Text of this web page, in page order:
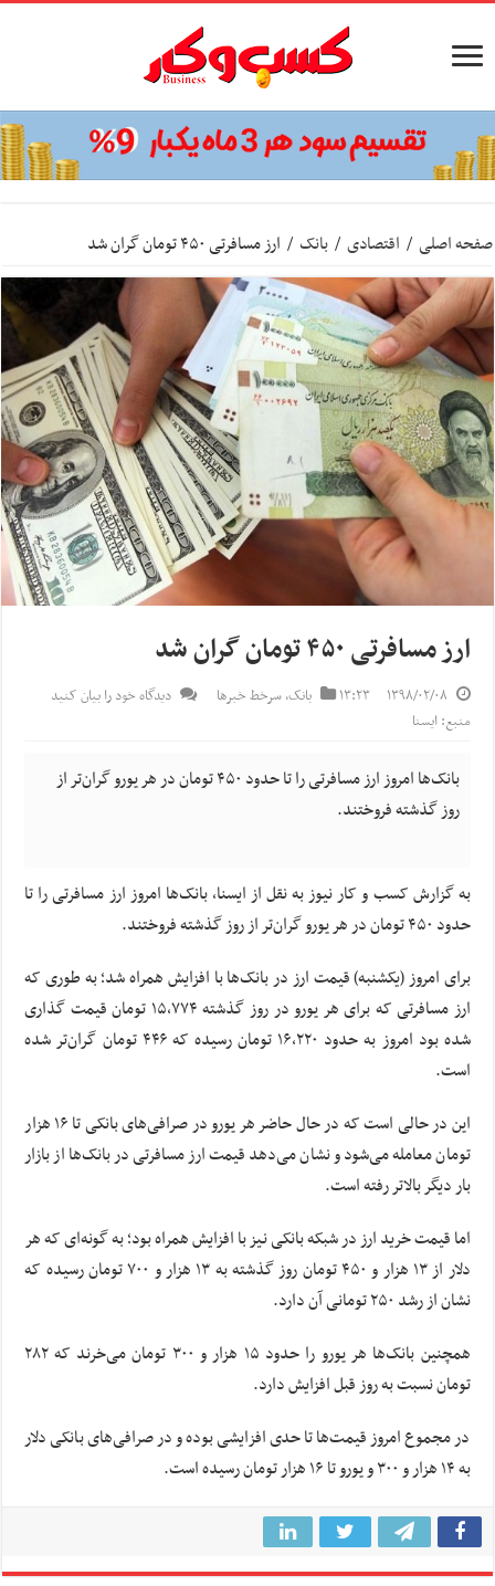
صفحه اصلی / اقتصادی / بانک / ارز مسافرتی ۴۵۰ تومان گران شد
ارز مسافرتی ۴۵۰ تومان گران شد
۱۳۹۸/۰۲/۰۸ ۱۳:۲۳ بانک,سرخط خبرها
دیدگاه خود را بیان کنید
منبع: ایسنا
بانک‌ها امروز ارز مسافرتی را تا حدود ۴۵۰ تومان در هر یورو گران‌تر از
روز گذشته فروختند.
به گزارش کسب و کار نیوز به نقل از ایسنا، بانک‌ها امروز ارز مسافرتی را تا
حدود ۴۵۰ تومان در هر یورو گران‌تر از روز گذشته فروختند.
برای امروز (یکشنبه) قیمت ارز در بانک‌ها با افزایش همراه شد؛ به طوری که
ارز مسافرتی که برای هر یورو در روز گذشته ۱۵,۷۷۴ تومان قیمت گذاری
شده بود امروز به حدود ۱۶,۲۲۰ تومان رسیده که ۴۴۶ تومان گران‌تر شده
است.
این در حالی است که در حال حاضر هر یورو در صرافی‌های بانکی تا ۱۶ هزار
تومان معامله می‌شود و نشان می‌دهد قیمت ارز مسافرتی در بانک‌ها از بازار
بار دیگر بالاتر رفته است.
اما قیمت خرید ارز در شبکه بانکی نیز با افزایش همراه بود؛ به گونه‌ای که هر
دلار از ۱۳ هزار و ۴۵۰ تومان روز گذشته به ۱۳ هزار و ۷۰۰ تومان رسیده که
نشان از رشد ۲۵۰ تومانی آن دارد.
همچنین بانک‌ها هر یورو را حدود ۱۵ هزار و ۳۰۰ تومان می‌خرند که ۲۸۲
تومان نسبت به روز قبل افزایش دارد.
در مجموع امروز قیمت‌ها تا حدی افزایشی بوده و در صرافی‌های بانکی دلار
به ۱۴ هزار و ۳۰۰ و یورو تا ۱۶ هزار تومان رسیده است.